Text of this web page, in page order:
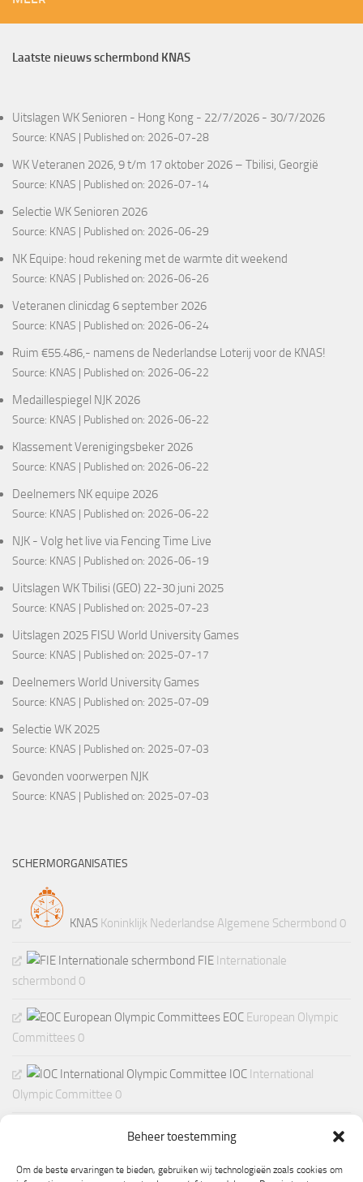
Beheer toestemming
Om de beste ervaringen te bieden, gebruiken wij technologieën zoals cookies om
Laatste nieuws schermbond KNAS
Uitslagen WK Senioren - Hong Kong - 22/7/2026 - 30/7/2026
Source: KNAS Published on: 2026-07-28
WK Veteranen 2026, 9 t/m 17 oktober 2026 – Tbilisi, Georgië
Source: KNAS Published on: 2026-07-14
Selectie WK Senioren 2026
Source: KNAS Published on: 2026-06-29
NK Equipe: houd rekening met de warmte dit weekend
Source: KNAS Published on: 2026-06-26
Veteranen clinicdag 6 september 2026
Source: KNAS Published on: 2026-06-24
Ruim €55.486,- namens de Nederlandse Loterij voor de KNAS!
Source: KNAS Published on: 2026-06-22
Medaillespiegel NJK 2026
Source: KNAS Published on: 2026-06-22
Klassement Verenigingsbeker 2026
Source: KNAS Published on: 2026-06-22
Deelnemers NK equipe 2026
Source: KNAS Published on: 2026-06-22
NJK - Volg het live via Fencing Time Live
Source: KNAS Published on: 2026-06-19
Uitslagen WK Tbilisi (GEO) 22-30 juni 2025
Source: KNAS Published on: 2025-07-23
Uitslagen 2025 FISU World University Games
Source: KNAS Published on: 2025-07-17
Deelnemers World University Games
Source: KNAS Published on: 2025-07-09
Selectie WK 2025
Source: KNAS Published on: 2025-07-03
Gevonden voorwerpen NJK
Source: KNAS Published on: 2025-07-03
SCHERMORGANISATIES
KNAS Koninklijk Nederlandse Algemene Schermbond 0
FIE Internationale
schermbond 0
EOC European Olympic
Committees 0
IOC International
Olympic Committee 0